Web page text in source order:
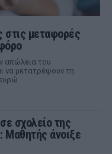
στις μεταφορές
απώλεια του
να μετατρέψουν τη
σχολείο της
Μαθητής άνοιξε